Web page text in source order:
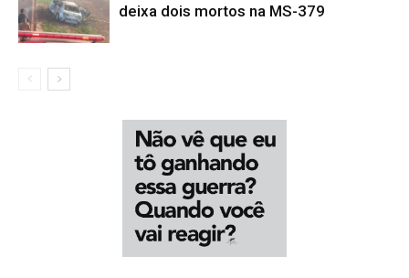
deixa dois mortos na MS-379